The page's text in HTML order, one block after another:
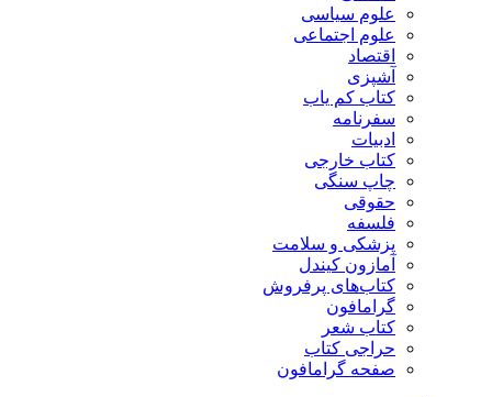
علوم سیاسی
علوم اجتماعی
اقتصاد
آشپزی
کتاب کم یاب
سفرنامه
ادبیات
کتاب خارجی
چاپ سنگی
حقوقی
فلسفه
پزشکی و سلامت
آمازون کیندل
کتاب‌های پرفروش
گرامافون
کتاب شعر
حراجی کتاب
صفحه گرامافون